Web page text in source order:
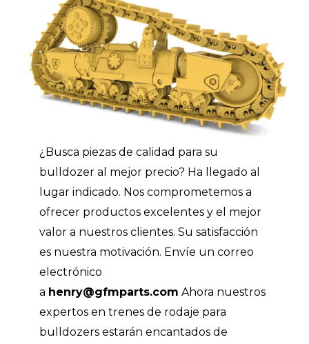
¿Busca piezas de calidad para su
bulldozer al mejor precio? Ha llegado al
lugar indicado. Nos comprometemos a
ofrecer productos excelentes y el mejor
valor a nuestros clientes. Su satisfacción
es nuestra motivación. Envíe un correo
electrónico
a henry@gfmparts.com Ahora nuestros
expertos en trenes de rodaje para
bulldozers estarán encantados de